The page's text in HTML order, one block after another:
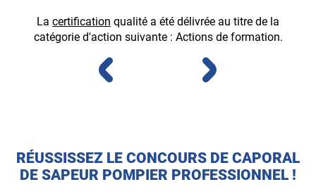
La certification qualité a été délivrée au titre de la
catégorie d'action suivante : Actions de formation.
RÉUSSISSEZ LE CONCOURS DE CAPORAL
DE SAPEUR POMPIER PROFESSIONNEL !